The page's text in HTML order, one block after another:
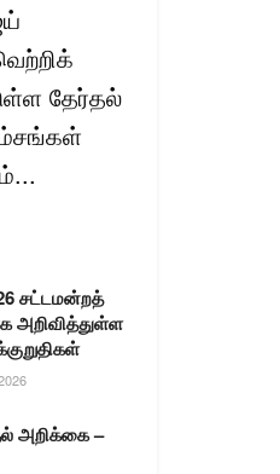
தேர்தல்
சட்டமன்றத்
அறிவித்துள்ள
அறிக்கை –